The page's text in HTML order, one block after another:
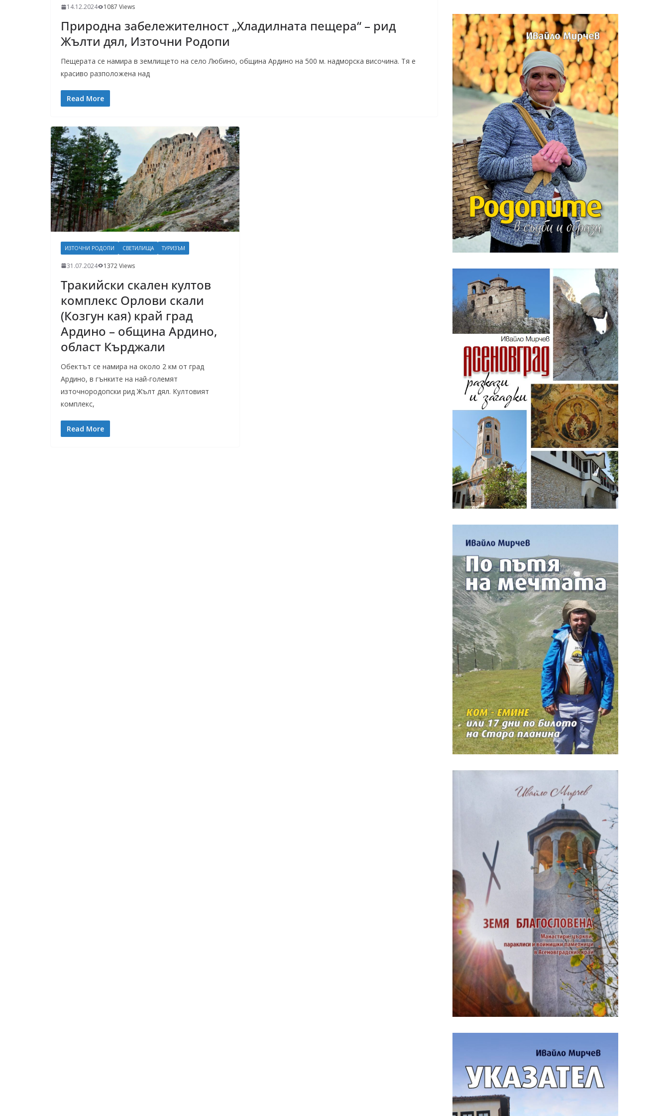
14.12.2024 1087 Views
Природна забележителност „Хладилната пещера“ – рид
Жълти дял, Източни Родопи
Пещерата се намира в землището на село Любино, община Ардино на 500 м. надморска височина. Тя е
красиво разположена над
Read More
ИЗТОЧНИ РОДОПИ СВЕТИЛИЩА ТУРИЗЪМ
31.07.2024 1372 Views
Тракийски скален култов
комплекс Орлови скали
(Козгун кая) край град
Ардино – община Ардино,
област Кърджали
Обектът се намира на около 2 км от град
Ардино, в гънките на най-големят
източнородопски рид Жълт дял. Култовият
комплекс,
Read More